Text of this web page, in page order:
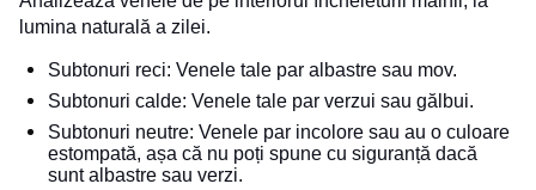
lumina naturală a zilei.
Subtonuri reci: Venele tale par albastre sau mov.
Subtonuri calde: Venele tale par verzui sau gălbui.
Subtonuri neutre: Venele par incolore sau au o culoare
estompată, așa că nu poți spune cu siguranță dacă
sunt albastre sau verzi.